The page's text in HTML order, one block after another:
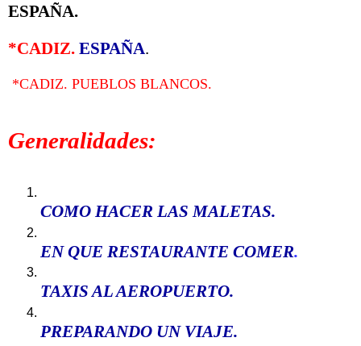
ESPAÑA.
*CADIZ. ESPAÑA.
*CADIZ. PUEBLOS BLANCOS.
Generalidades:
COMO HACER LAS MALETAS.
EN QUE RESTAURANTE COMER.
TAXIS AL AEROPUERTO.
PREPARANDO UN VIAJE.